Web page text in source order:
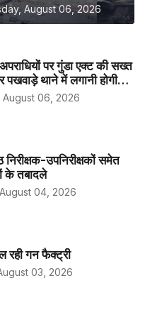
August 06, 2026
पर गुंडा एक्ट की सख्त
पखवाड़े थाने में लगानी होगी
August 06, 2026
उपनिरीक्षकों समेत
के तबादले
04, 2026
रही गन फैक्ट्री
03, 2026